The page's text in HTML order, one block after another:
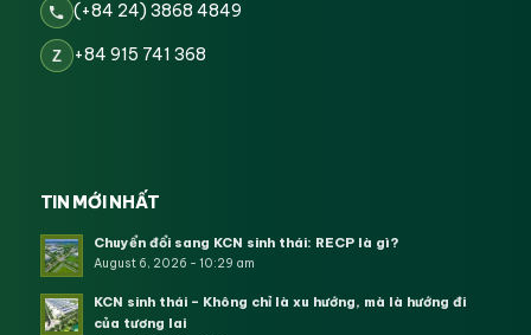
(+84 24) 3868 4849
Z +84 915 741 368
TIN MỚI NHẤT
Chuyển đổi sang KCN sinh thái: RECP là gì?
August 6, 2026 - 10:29 am
KCN sinh thái – Không chỉ là xu hướng, mà là hướng đi
của tương lai